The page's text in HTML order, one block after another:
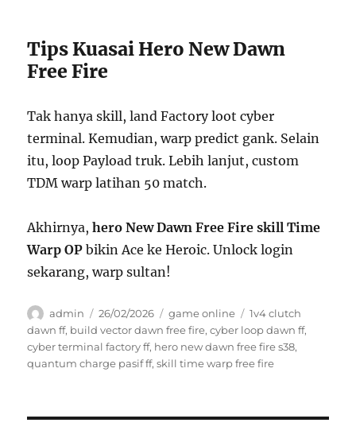
Tips Kuasai Hero New Dawn
Free Fire
Tak hanya skill, land Factory loot cyber
terminal. Kemudian, warp predict gank. Selain
itu, loop Payload truk. Lebih lanjut, custom
TDM warp latihan 50 match.
Akhirnya,hero New Dawn Free Fire skill Time
Warp OP bikin Ace ke Heroic. Unlock login
sekarang, warp sultan!
Author
admin
Posted
on
26/02/2026 Categories
game online Tags
1v4 clutch
dawn ff, build vector dawn free fire,cyber loop dawn ff,
cyber terminal factory ff, hero new dawn free fire s38,
quantum charge pasif ff,skill time warp free fire